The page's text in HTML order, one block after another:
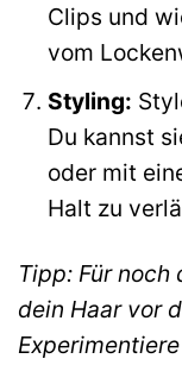
Clips und
vom
Styling:
Du kannst
oder mit
Halt zu
Tipp: Für
dein Haar vor